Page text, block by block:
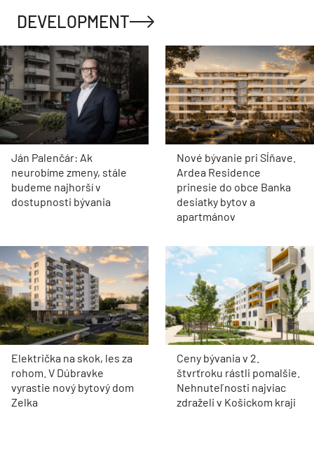
DEVELOPMENT
Ján Palenčár: Ak
neurobíme zmeny, stále
budeme najhorší v
dostupnosti bývania
Nové bývanie pri Sĺňave.
Ardea Residence
prinesie do obce Banka
desiatky bytov a
apartmánov
Električka na skok, les za
rohom. V Dúbravke
vyrastie nový bytový dom
Zelka
Ceny bývania v 2.
štvrťroku rástli pomalšie.
Nehnuteľnosti najviac
zdraželi v Košickom kraji